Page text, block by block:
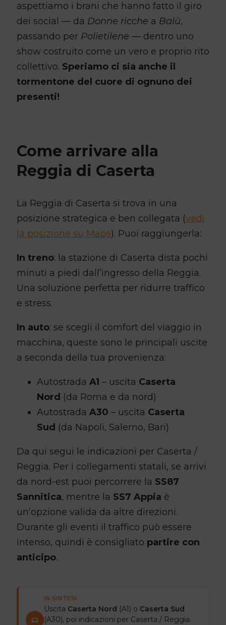
aspettiamo i brani che hanno fatto il giro
dei social — da Donne ricche a Balù,
passando per Polietilene — dentro uno
show costruito come un vero e proprio rito
collettivo. Speriamo ci sia anche il
tormentone del cuore di ognuno dei
presenti!
Come arrivare alla
Reggia di Caserta
La Reggia di Caserta si trova in una
posizione strategica e ben collegata (vedi
la posizione su Maps). Puoi raggiungerla:
In treno: la stazione di Caserta dista pochi
minuti a piedi dall’ingresso della Reggia.
Una soluzione perfetta per ridurre traffico
e stress.
In auto: se scegli il comfort del viaggio in
macchina, queste sono le principali uscite
a seconda della tua provenienza:
Autostrada A1 – uscita Caserta
Nord (da Roma e da nord)
Autostrada A30 – uscita Caserta
Sud (da Napoli, Salerno, Bari)
Da qui segui le indicazioni per Caserta /
Reggia. Per i collegamenti statali, se arrivi
da nord-est puoi percorrere la SS87
Sannitica, mentre la SS7 Appia è
un’opzione valida da altre direzioni.
Durante gli eventi il traffico può essere
intenso, quindi è consigliato partire con
anticipo.
IN SINTESI
Uscita Caserta Nord (A1) o Caserta Sud
(A30), poi indicazioni per Caserta / Reggia.